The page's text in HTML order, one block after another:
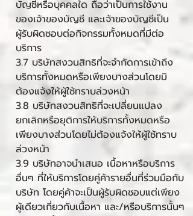
บัญชีหรือบุคคลใด ถือว่าเป็นการใช้งาน
ของเจ้าของบัญชี และเจ้าของบัญชีเป็น
ผู้รับผิดชอบต่อกิจกรรมทั้งหมดที่มีต่อ
บริการ
3.7 บริษัทสงวนสิทธิที่จะจำกัดการเข้าถึง
บริการทั้งหมดหรือเพียงบางส่วนโดยมิ
ต้องแจ้งให้ผู้ใช้ทราบล่วงหน้า
3.8 บริษัทสงวนสิทธิที่จะเปลี่ยนแปลง
ยกเลิกหรือยุติการให้บริการทั้งหมดหรือ
เพียงบางส่วนโดยไม่ต้องแจ้งให้ผู้ใช้ทราบ
ล่วงหน้า
3.9 บริษัทอาจนำเสนอ เนื้อหาหรือบริการ
อื่นๆ ที่ให้บริการโดยคู่ค้ารายอื่นที่ร่วมมือกับ
บริษัท โดยคู่ค้าจะเป็นผู้รับผิดชอบแต่เพียง
ผู้เดียวเกี่ยวกับเนื้อหา และ/หรือบริการนั้นๆ